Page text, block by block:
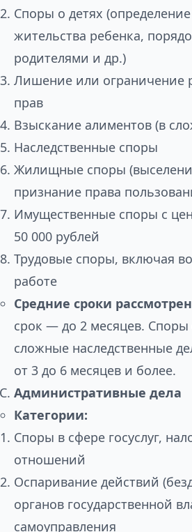
Споры о детях
жительства ребенка,
родителями и др.)
Лишение или ограничение
прав
Взыскание алиментов (в
Наследственные споры
Жилищные споры
признание права
Имущественные споры с
50 000 рублей
Трудовые споры, включая
работе
Средние сроки
срок — до 2 месяцев. Споры
сложные наследственные
от 3 до 6 месяцев и более.
Административные дела
Категории:
Споры в сфере госуслуг,
отношений
Оспаривание действий
органов государственной
самоуправления